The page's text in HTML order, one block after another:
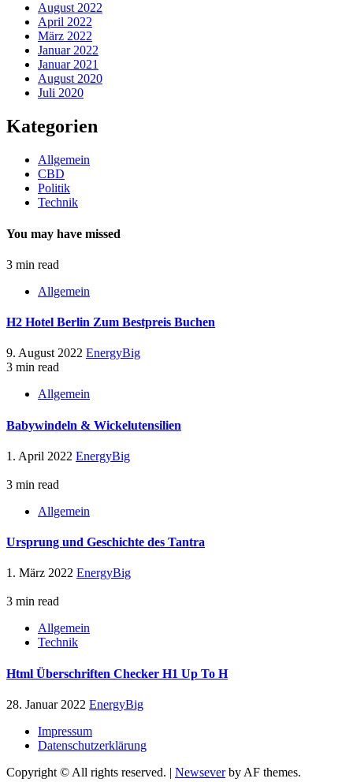
August 2022
April 2022
März 2022
Januar 2022
Januar 2021
August 2020
Juli 2020
Kategorien
Allgemein
CBD
Politik
Technik
You may have missed
3 min read
Allgemein
H2 Hotel Berlin Zum Bestpreis Buchen
9. August 2022 EnergyBig
3 min read
Allgemein
Babywindeln & Wickelutensilien
1. April 2022 EnergyBig
3 min read
Allgemein
Ursprung und Geschichte des Tantra
1. März 2022 EnergyBig
3 min read
Allgemein
Technik
Html Überschriften Checker H1 Up To H
28. Januar 2022 EnergyBig
Impressum
Datenschutzerklärung
Copyright © All rights reserved. | Newseverby AF themes.